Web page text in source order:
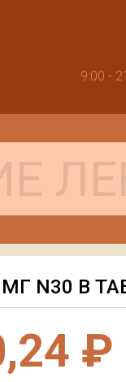
9:00 -
N30 В
₽